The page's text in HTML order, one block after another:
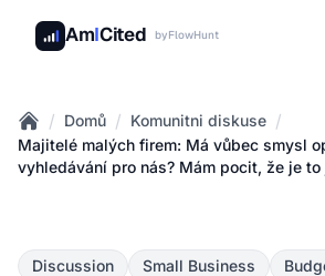
AmICited byFlowHunt
Home
/ Domů / Komunitni diskuse /
Majitelé malých firem: Má vůbec smysl
vyhledávání pro nás? Mám pocit, že je
Discussion Small Business